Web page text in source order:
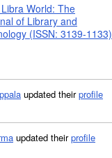
World: The
of Library and
(ISSN: 3139-1133)
updated theirprofile
updated theirprofile